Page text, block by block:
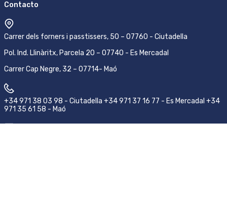
Contacto
Carrer dels forners i passtissers, 50 – 07760 - Ciutadella
Pol. Ind. Llinàritx, Parcela 20 – 07740 - Es Mercadal
Carrer Cap Negre, 32 – 07714- Maó
+34 971 38 03 98 - Ciutadella +34 971 37 16 77 - Es Mercadal +34
971 35 61 58 - Maó